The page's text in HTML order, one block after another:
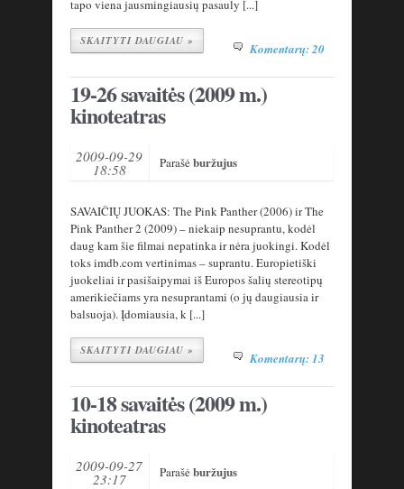
tapo viena jausmingiausių pasauly [...]
SKAITYTI DAUGIAU » Komentarų: 20
19-26 savaitės (2009 m.)
kinoteatras
2009-09-29
18:58 Parašėburžujus
SAVAIČIŲ JUOKAS: The Pink Panther (2006) ir The
Pink Panther 2 (2009) – niekaip nesuprantu, kodėl
daug kam šie filmai nepatinka ir nėra juokingi. Kodėl
toks imdb.com vertinimas – suprantu. Europietiški
juokeliai ir pasišaipymai iš Europos šalių stereotipų
amerikiečiams yra nesuprantami (o jų daugiausia ir
balsuoja). Įdomiausia, k [...]
SKAITYTI DAUGIAU » Komentarų: 13
10-18 savaitės (2009 m.)
kinoteatras
2009-09-27
23:17 Parašėburžujus